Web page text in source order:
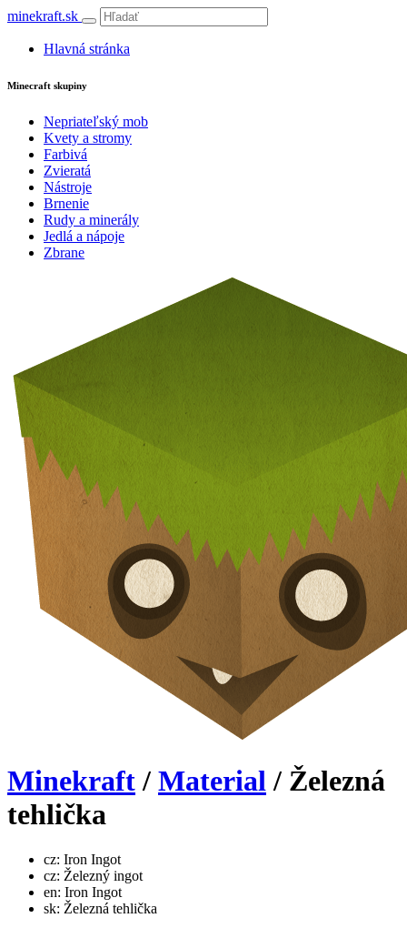
minekraft.sk
Hlavná stránka
Minecraft skupiny
Nepriateľský mob
Kvety a stromy
Farbivá
Zvieratá
Nástroje
Brnenie
Rudy a minerály
Jedlá a nápoje
Zbrane
Minekraft/ Material/ Železná
tehlička
cz: Iron Ingot
cz: Železný ingot
en: Iron Ingot
sk: Železná tehlička